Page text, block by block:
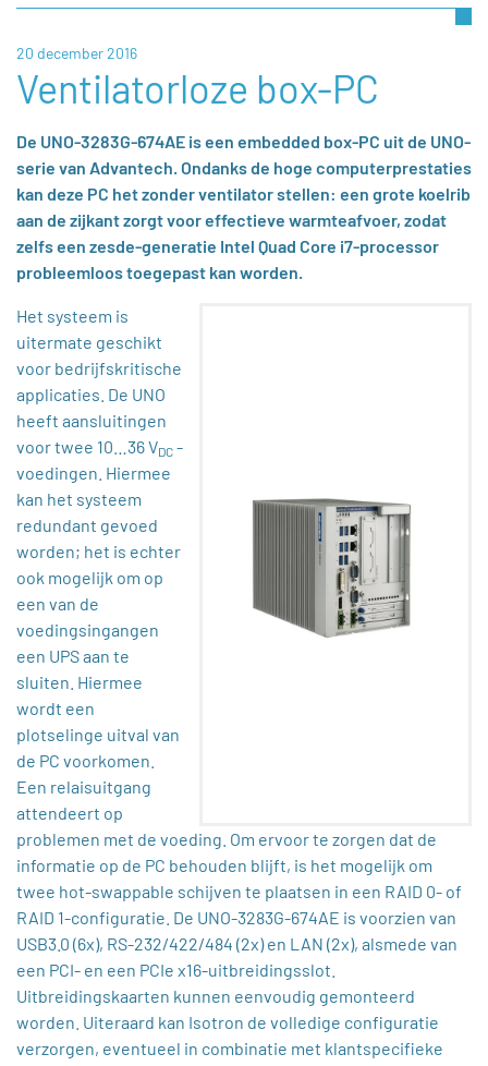
20 december 2016
Ventilatorloze box-PC
De UNO-3283G-674AE is een embedded box-PC uit de UNO-
serie van Advantech. Ondanks de hoge computerprestaties
kan deze PC het zonder ventilator stellen: een grote koelrib
aan de zijkant zorgt voor effectieve warmteafvoer, zodat
zelfs een zesde-generatie Intel Quad Core i7-processor
probleemloos toegepast kan worden.
Het systeem is
uitermate geschikt
voor bedrijfskritische
applicaties. De UNO
heeft aansluitingen
voor twee 10…36 VDC -
voedingen. Hiermee
kan het systeem
redundant gevoed
worden; het is echter
ook mogelijk om op
een van de
voedingsingangen
een UPS aan te
sluiten. Hiermee
wordt een
plotselinge uitval van
de PC voorkomen.
Een relaisuitgang
attendeert op
problemen met de voeding. Om ervoor te zorgen dat de
informatie op de PC behouden blijft, is het mogelijk om
twee hot-swappable schijven te plaatsen in een RAID 0- of
RAID 1-configuratie. De UNO-3283G-674AE is voorzien van
USB3.0 (6x), RS-232/422/484 (2x) en LAN (2x), alsmede van
een PCI- en een PCIe x16-uitbreidingsslot.
Uitbreidingskaarten kunnen eenvoudig gemonteerd
worden. Uiteraard kan Isotron de volledige configuratie
verzorgen, eventueel in combinatie met klantspecifieke